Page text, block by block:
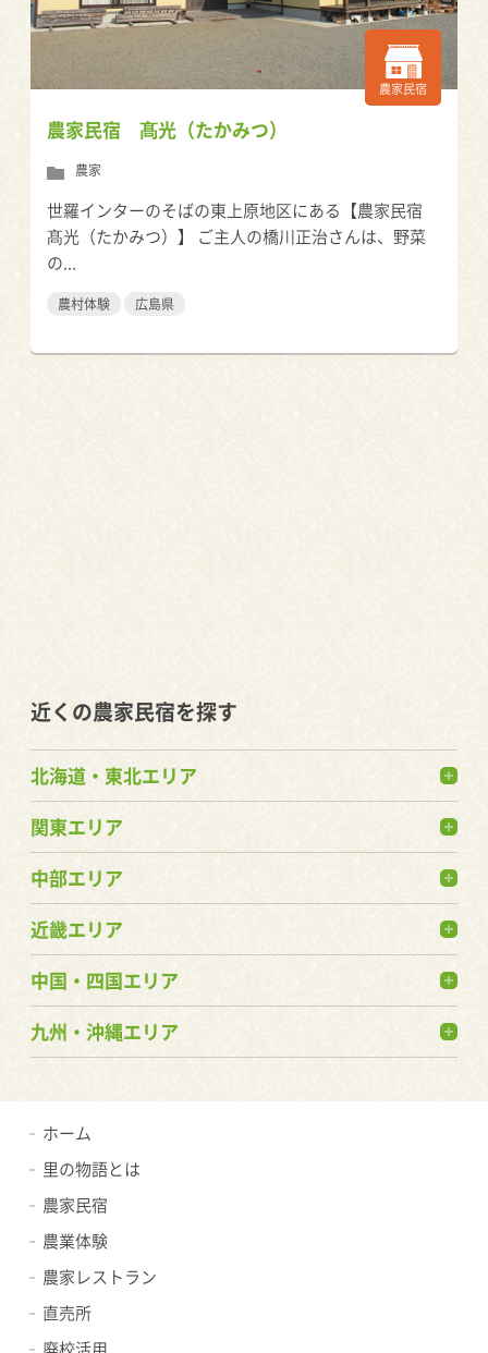
農家民宿
農家民宿 髙光（たかみつ）
農家
世羅インターのそばの東上原地区にある【農家民宿
髙光（たかみつ）】 ご主人の橋川正治さんは、野菜
の...
農村体験 広島県
近くの農家民宿を探す
北海道・東北エリア
関東エリア
中部エリア
近畿エリア
中国・四国エリア
九州・沖縄エリア
ホーム
里の物語とは
農家民宿
農業体験
農家レストラン
直売所